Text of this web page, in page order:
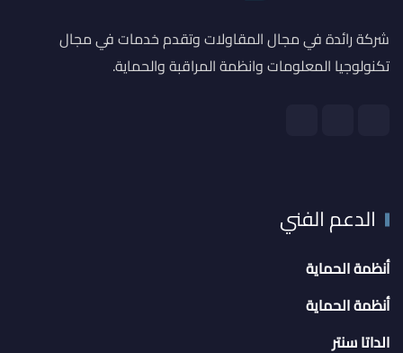
شركة رائدة في مجال المقاولات وتقدم خدمات في مجال
تكنولوجيا المعلومات وانظمة المراقبة والحماية.
الدعم الفني
أنظمة الحماية
أنظمة الحماية
الداتا سنتر